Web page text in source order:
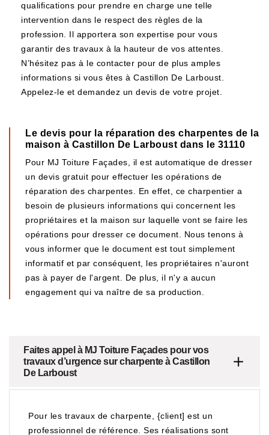
qualifications pour prendre en charge une telle
intervention dans le respect des règles de la
profession. Il apportera son expertise pour vous
garantir des travaux à la hauteur de vos attentes.
N’hésitez pas à le contacter pour de plus amples
informations si vous êtes à Castillon De Larboust.
Appelez-le et demandez un devis de votre projet.
Le devis pour la réparation des charpentes de la
maison à Castillon De Larboust dans le 31110
Pour MJ Toiture Façades, il est automatique de dresser
un devis gratuit pour effectuer les opérations de
réparation des charpentes. En effet, ce charpentier a
besoin de plusieurs informations qui concernent les
propriétaires et la maison sur laquelle vont se faire les
opérations pour dresser ce document. Nous tenons à
vous informer que le document est tout simplement
informatif et par conséquent, les propriétaires n'auront
pas à payer de l'argent. De plus, il n'y a aucun
engagement qui va naître de sa production.
Faites appel à MJ Toiture Façades pour vos
travaux d’urgence sur charpente à Castillon
De Larboust
Pour les travaux de charpente, {client] est un
professionnel de référence. Ses réalisations sont